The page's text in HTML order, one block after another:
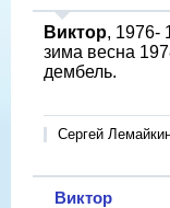
Виктор, 1976-
зима весна
дембель.
Сергей
Виктор